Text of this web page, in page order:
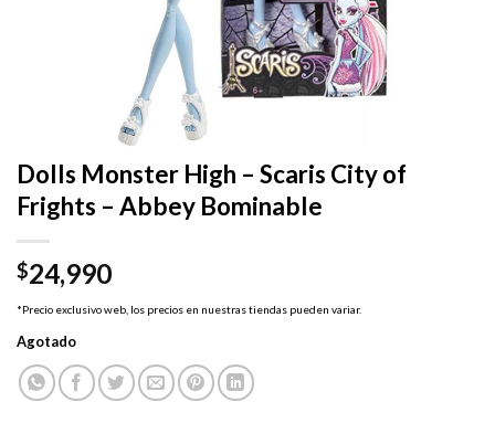
Dolls Monster High – Scaris City of
Frights – Abbey Bominable
$24,990
*Precio exclusivo web, los precios en nuestras tiendas pueden variar.
Agotado